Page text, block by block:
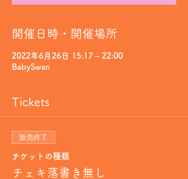
開催日時・開催場所
2022年6月26日 15:17 – 22:00
BabySwan
Tickets
販売終了
チケットの種類
チェキ落書き無し